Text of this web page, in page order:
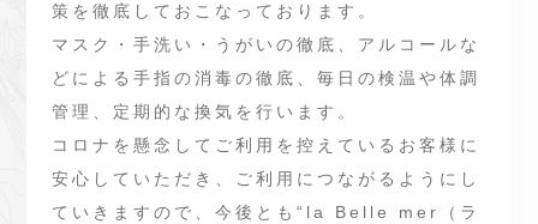
策を徹底しておこなっております。
マスク・手洗い・うがいの徹底、アルコールな
どによる手指の消毒の徹底、毎日の検温や体調
管理、定期的な換気を行います。
コロナを懸念してご利用を控えているお客様に
安心していただき、ご利用につながるようにし
ていきますので、今後とも“la Belle mer（ラ